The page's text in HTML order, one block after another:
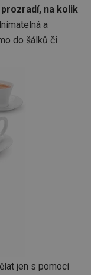
na kolik
a
do šálků či
jen s pomocí